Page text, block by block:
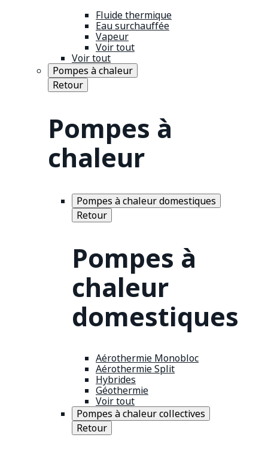
Fluide thermique
Eau surchauffée
Vapeur
Voir tout
Voir tout
Pompes à chaleur
Retour
Pompes à
chaleur
Pompes à chaleur domestiques
Retour
Pompes à
chaleur
domestiques
Aérothermie Monobloc
Aérothermie Split
Hybrides
Géothermie
Voir tout
Pompes à chaleur collectives
Retour